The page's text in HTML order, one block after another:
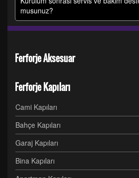
musunuz?
Ferforje Aksesuar
Ferforje Kapıları
Cami Kapıları
Bahçe Kapıları
Garaj Kapıları
Bina Kapıları